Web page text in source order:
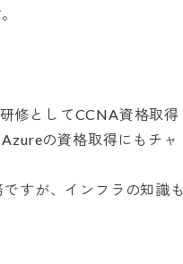
修としてCCNA資格取得
の資格取得にもチャ
すが、インフラの知識も